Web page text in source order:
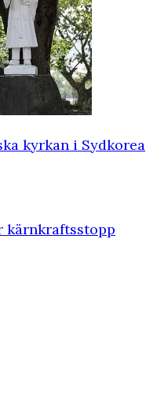
kyrkan i Sydkorea
kärnkraftsstopp